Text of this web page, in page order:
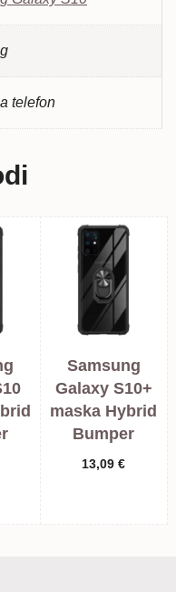
telefon
Samsung
Galaxy S10+
maska Hybrid
Bumper
13,09€